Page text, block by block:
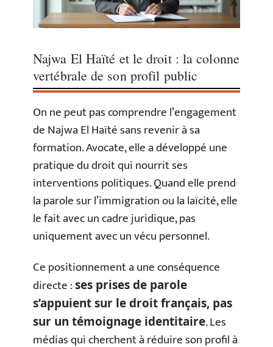
Najwa El Haïté et le droit : la colonne
vertébrale de son profil public
On ne peut pas comprendre l’engagement
de Najwa El Haïté sans revenir à sa
formation. Avocate, elle a développé une
pratique du droit qui nourrit ses
interventions politiques. Quand elle prend
la parole sur l’immigration ou la laïcité, elle
le fait avec un cadre juridique, pas
uniquement avec un vécu personnel.
Ce positionnement a une conséquence
directe :ses prises de parole
s’appuient sur le droit français, pas
sur un témoignage identitaire. Les
médias qui cherchent à réduire son profil à